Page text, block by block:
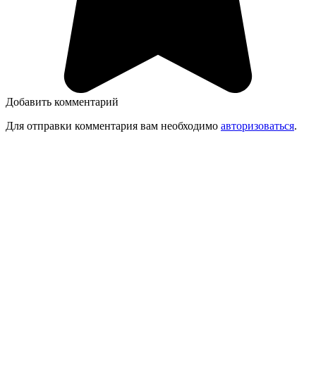
Добавить комментарий
Для отправки комментария вам необходимо авторизоваться.